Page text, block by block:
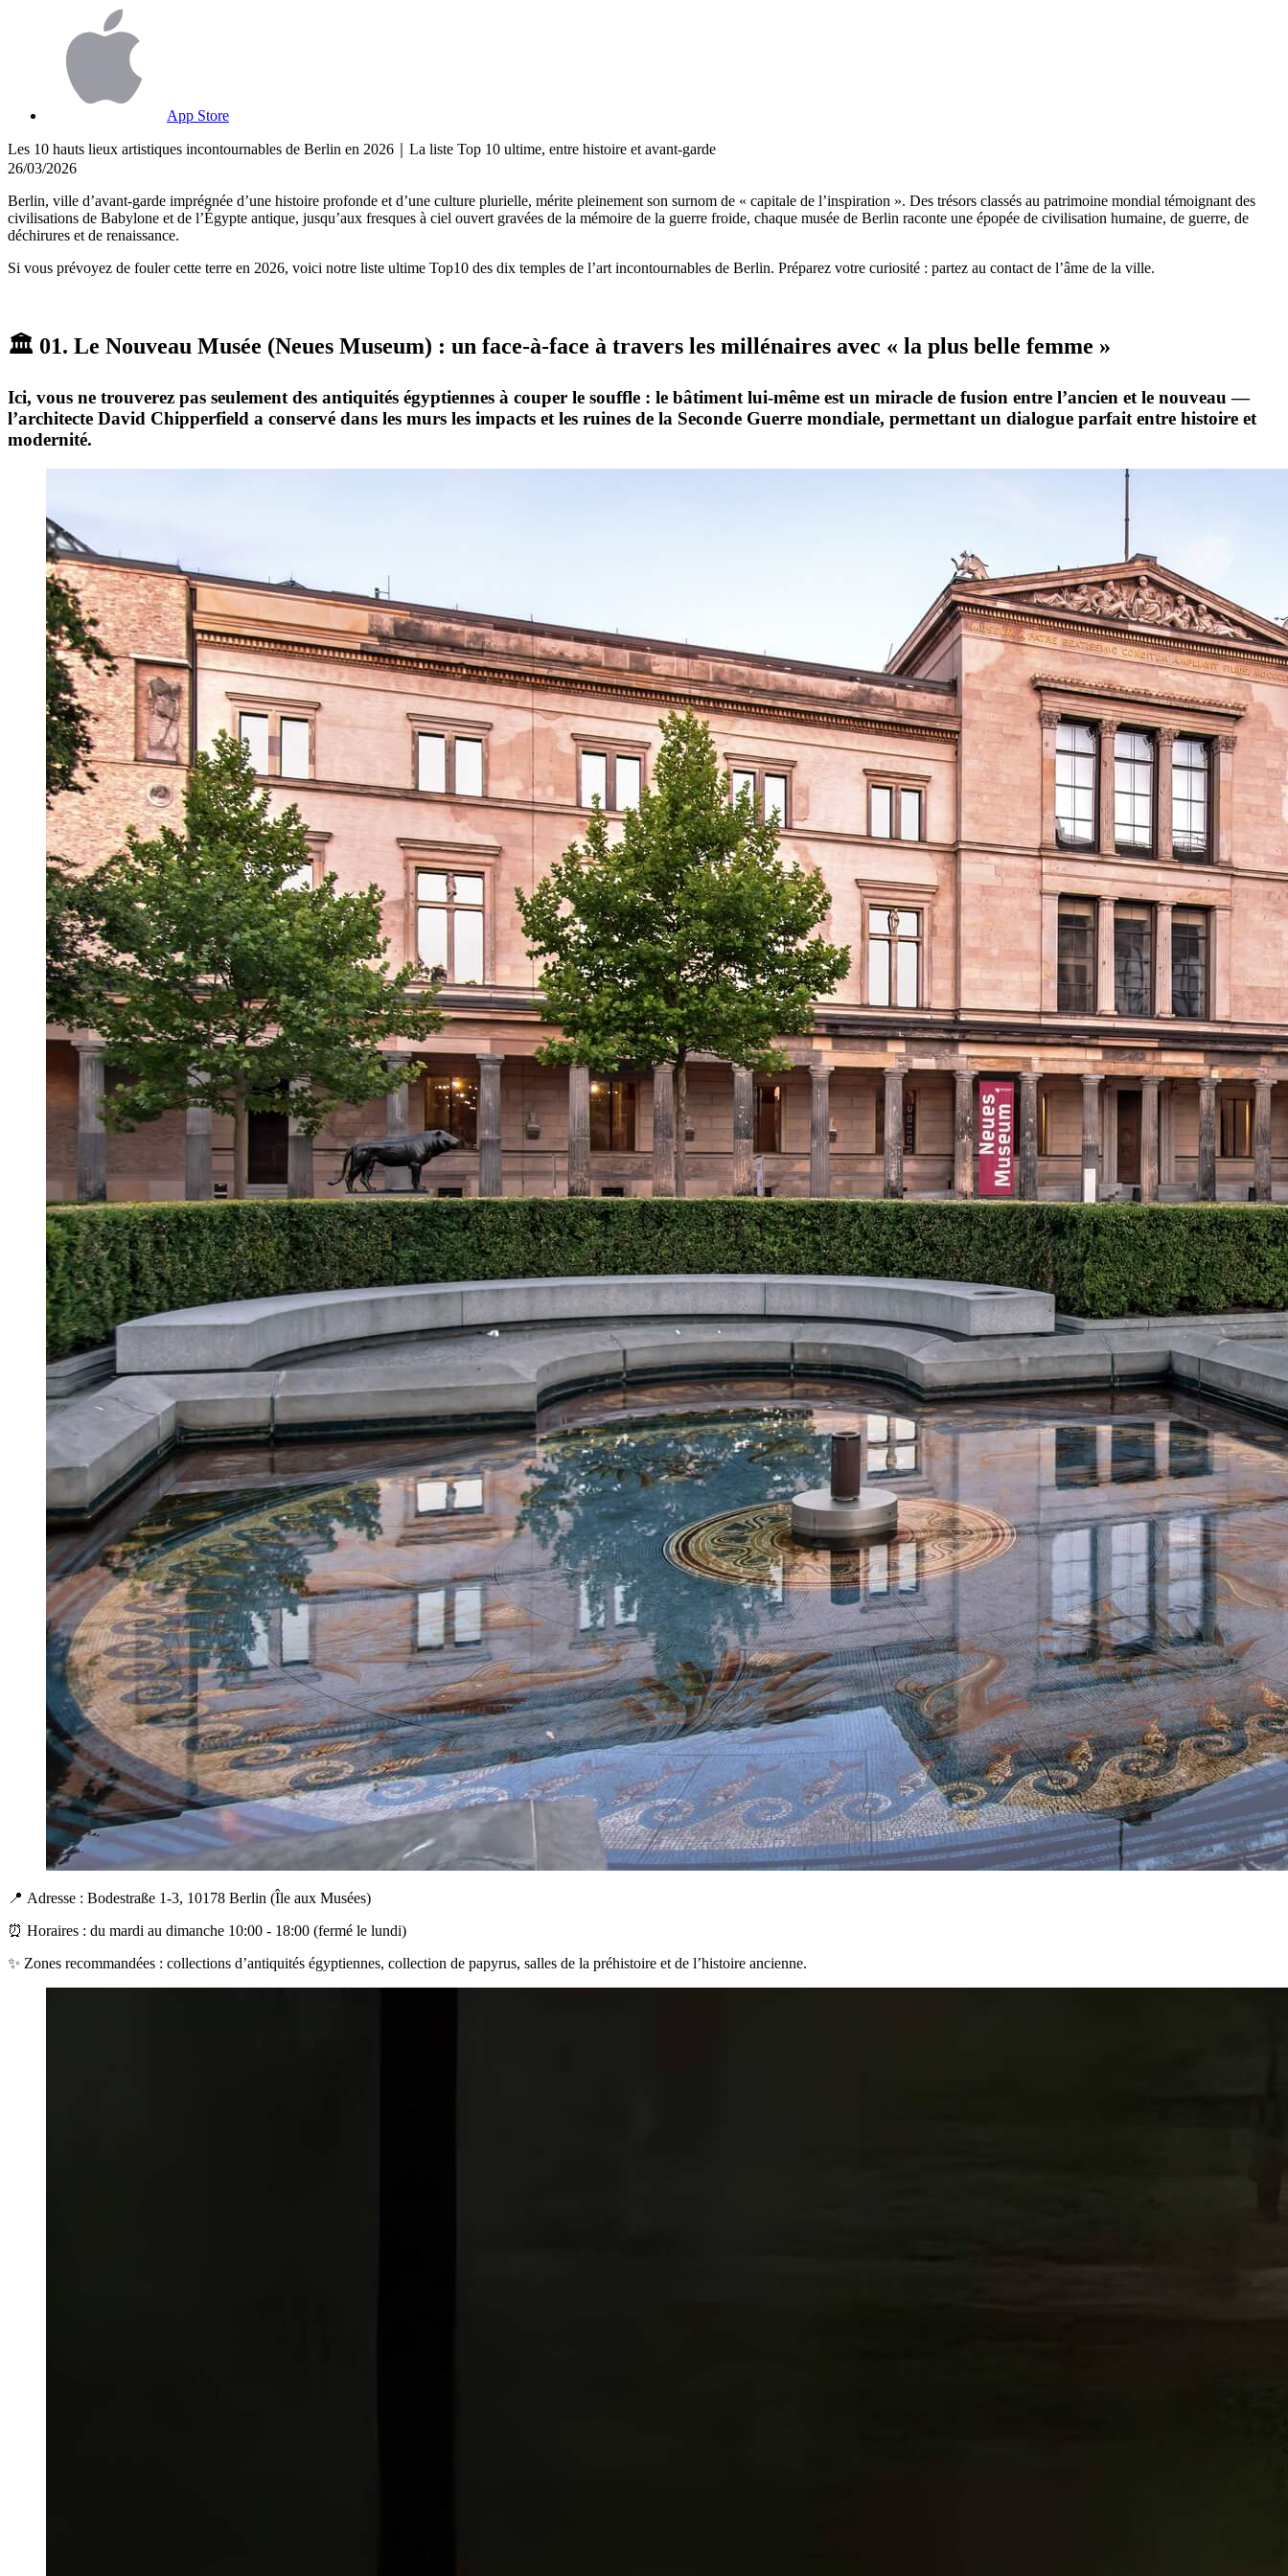
App Store
Les 10 hauts lieux artistiques incontournables de Berlin en 2026｜La liste Top 10 ultime, entre histoire et avant-garde
26/03/2026
Berlin, ville d’avant-garde imprégnée d’une histoire profonde et d’une culture plurielle, mérite pleinement son surnom de « capitale de l’inspiration ». Des trésors classés au patrimoine mondial témoignant des
civilisations de Babylone et de l’Égypte antique, jusqu’aux fresques à ciel ouvert gravées de la mémoire de la guerre froide, chaque musée de Berlin raconte une épopée de civilisation humaine, de guerre, de
déchirures et de renaissance.
Si vous prévoyez de fouler cette terre en 2026, voici notre liste ultime Top10 des dix temples de l’art incontournables de Berlin. Préparez votre curiosité : partez au contact de l’âme de la ville.
🏛️ 01. Le Nouveau Musée (Neues Museum) : un face-à-face à travers les millénaires avec « la plus belle femme »
Ici, vous ne trouverez pas seulement des antiquités égyptiennes à couper le souffle : le bâtiment lui-même est un miracle de fusion entre l’ancien et le nouveau —
l’architecte David Chipperfield a conservé dans les murs les impacts et les ruines de la Seconde Guerre mondiale, permettant un dialogue parfait entre histoire et
modernité.
📍 Adresse : Bodestraße 1-3, 10178 Berlin (Île aux Musées)
⏰ Horaires : du mardi au dimanche 10:00 - 18:00 (fermé le lundi)
✨ Zones recommandées : collections d’antiquités égyptiennes, collection de papyrus, salles de la préhistoire et de l’histoire ancienne.